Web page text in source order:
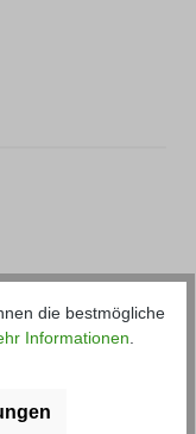
orange-
die bestmögliche
Informationen